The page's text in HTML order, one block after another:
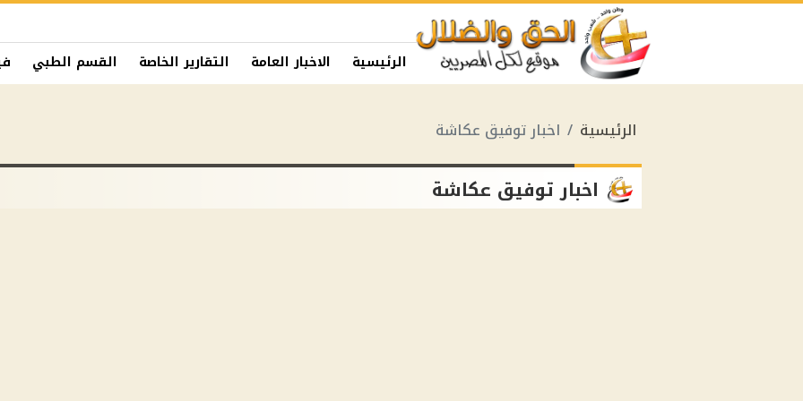
الرئيسية الاخبار العامة التقارير الخاصة القسم الطبي
الرئيسية اخبار توفيق عكاشة
اخبار توفيق عكاشة